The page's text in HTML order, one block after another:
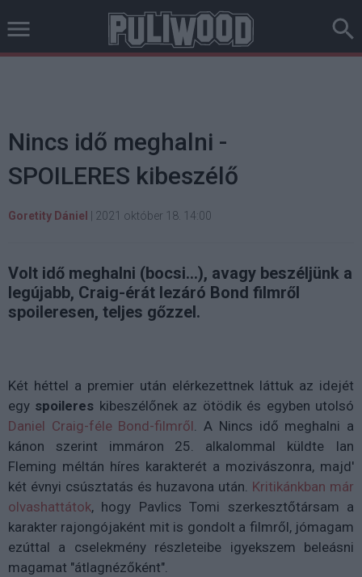
Nincs idő meghalni -
SPOILERES kibeszélő
Goretity Dániel 2021 október 18. 14:00
Volt idő meghalni (bocsi...), avagy beszéljünk a
legújabb, Craig-érát lezáró Bond filmről
spoileresen, teljes gőzzel.
Két héttel a premier után elérkezettnek láttuk az idejét
egy spoileres kibeszélőnek az ötödik és egyben utolsó
Daniel Craig-féle Bond-filmről. A Nincs idő meghalni a
kánon szerint immáron 25. alkalommal küldte Ian
Fleming méltán híres karakterét a mozivászonra, majd'
két évnyi csúsztatás és huzavona után. Kritikánkban már
olvashattátok, hogy Pavlics Tomi szerkesztőtársam a
karakter rajongójaként mit is gondolt a filmről, jómagam
ezúttal a cselekmény részleteibe igyekszem beleásni
magamat "átlagnézőként".